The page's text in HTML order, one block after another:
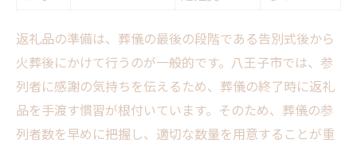
返礼品の準備は、葬儀の最後の段階である告別式後から
火葬後にかけて行うのが一般的です。八王子市では、参
列者に感謝の気持ちを伝えるため、葬儀の終了時に返礼
品を手渡す慣習が根付いています。そのため、葬儀の参
列者数を早めに把握し、適切な数量を用意することが重